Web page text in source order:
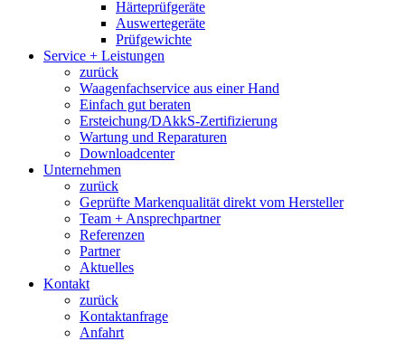
Härteprüfgeräte
Auswertegeräte
Prüfgewichte
Service + Leistungen
zurück
Waagenfachservice aus einer Hand
Einfach gut beraten
Ersteichung/DAkkS-Zertifizierung
Wartung und Reparaturen
Downloadcenter
Unternehmen
zurück
Geprüfte Markenqualität direkt vom Hersteller
Team + Ansprechpartner
Referenzen
Partner
Aktuelles
Kontakt
zurück
Kontaktanfrage
Anfahrt